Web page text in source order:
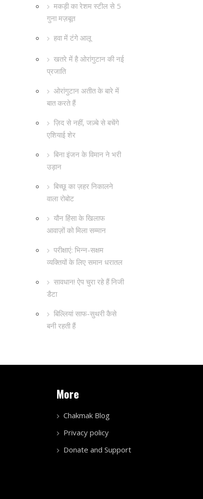
मकड़ी का रेशम स्टील से 5
गुना मज़बूत
हवा में टंगे आलू
खतरे में है ओरांगुटान की नई
प्रजाति
ओरांगुटान अतीत के बारे में
बात करते हैं
ज़िद से नहीं, जज़्बे से बचेंगे
एशियाई शेर
बिना इंजन के विमान ने भरी
उड़ान
बिच्छू का ज़हर निकालने
वाला रोबोट
यौन हिंसा के खिलाफ
आवाज़ों को मिला सम्मान
परीक्षाएं: भिन्न-सक्षम
व्यक्तियों के लिए समान धरातल
सावधान! ऐप चुरा रहे हैं निजी
डैटा
बिल्लियां साफ-सुथरी कैसे
बनी रहती हैं
More
Chakmak Blog
Privacy policy
Donate and Support